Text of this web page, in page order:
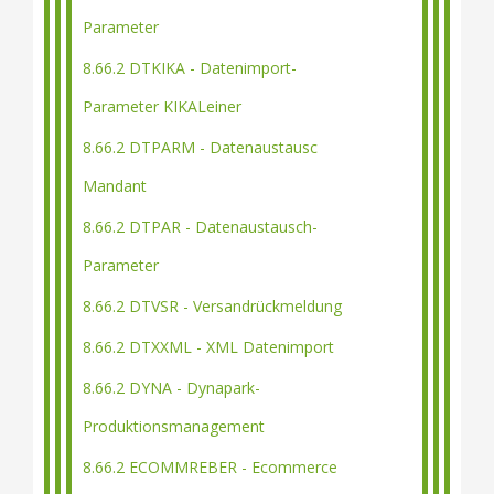
Parameter
8.66.2 DTKIKA - Datenimport-
Parameter KIKALeiner
8.66.2 DTPARM - Datenaustausc
Mandant
8.66.2 DTPAR - Datenaustausch-
Parameter
8.66.2 DTVSR - Versandrückmeldung
8.66.2 DTXXML - XML Datenimport
8.66.2 DYNA - Dynapark-
Produktionsmanagement
8.66.2 ECOMMREBER - Ecommerce